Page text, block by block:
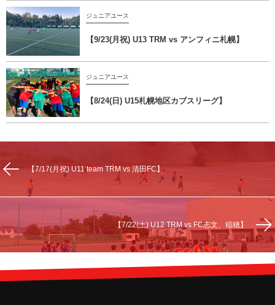
ジュニアユース
【9/23(月祝) U13 TRM vs アンフィニ札幌】
ジュニアユース
【8/24(日) U15札幌地区カブスリーグ】
【7/17(月祝) U11 team TRM vs 清田FC】
【7/22(土) U12 TRM vs FC志文、稲穂】